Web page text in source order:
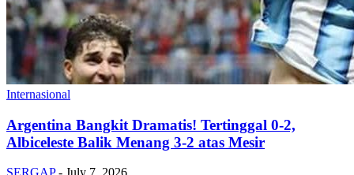
Internasional
Argentina Bangkit Dramatis! Tertinggal 0-2,
Albiceleste Balik Menang 3-2 atas Mesir